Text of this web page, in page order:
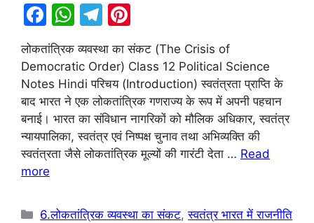
F
a
c
e
b
o
o
k
W
at
s
A
p
p
T
e
gr
a
m
nt
er
e
st
लोकतांत्रिक व्यवस्था का संकट (The Crisis of
Democratic Order) Class 12 Political Science
Notes Hindi परिचय (Introduction) स्वतंत्रता प्राप्ति के
बाद भारत ने एक लोकतांत्रिक गणराज्य के रूप में अपनी पहचान
बनाई। भारत का संविधान नागरिकों को मौलिक अधिकार, स्वतंत्र
न्यायपालिका, स्वतंत्र एवं निष्पक्ष चुनाव तथा अभिव्यक्ति की
स्वतंत्रता जैसे लोकतांत्रिक मूल्यों की गारंटी देता … Read
more
Categories
6.लोकतांत्रिक व्यवस्था का संकट,स्वतंत्र भारत में राजनीति